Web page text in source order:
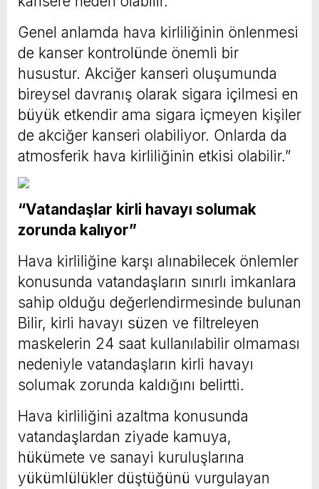
Genel anlamda hava kirliliğinin önlenmesi
de kanser kontrolünde önemli bir
husustur. Akciğer kanseri oluşumunda
bireysel davranış olarak sigara içilmesi en
büyük etkendir ama sigara içmeyen kişiler
de akciğer kanseri olabiliyor. Onlarda da
atmosferik hava kirliliğinin etkisi olabilir.”
“Vatandaşlar kirli havayı solumak
zorunda kalıyor”
Hava kirliliğine karşı alınabilecek önlemler
konusunda vatandaşların sınırlı imkanlara
sahip olduğu değerlendirmesinde bulunan
Bilir, kirli havayı süzen ve filtreleyen
maskelerin 24 saat kullanılabilir olmaması
nedeniyle vatandaşların kirli havayı
solumak zorunda kaldığını belirtti.
Hava kirliliğini azaltma konusunda
vatandaşlardan ziyade kamuya,
hükümete ve sanayi kuruluşlarına
yükümlülükler düştüğünü vurgulayan